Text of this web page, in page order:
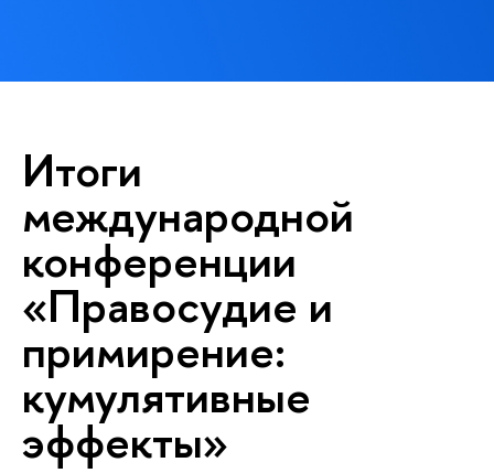
Итоги
международной
конференции
«Правосудие и
примирение:
кумулятивные
эффекты»